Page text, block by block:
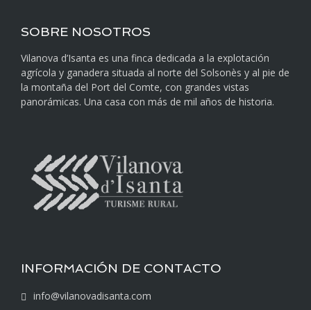
SOBRE NOSOTROS
Vilanova d’Isanta es una finca dedicada a la explotación
agrícola y ganadera situada al norte del Solsonès y al pie de
la montaña del Port del Comte, con grandes vistas
panorámicas. Una casa con más de mil años de historia.
INFORMACIÓN DE CONTACTO
info@vilanovadisanta.com